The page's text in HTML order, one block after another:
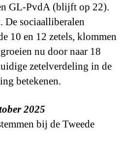
GL-PvdA (blijft op 22).
De sociaalliberalen
10 en 12 zetels, klommen
nu door naar 18
zetelverdeling in de
betekenen.
2025
bij de Tweede